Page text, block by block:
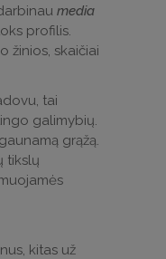
media
profilis.
žinios, skaičiai
tai
galimybių.
grąžą.
tikslų
kitas už